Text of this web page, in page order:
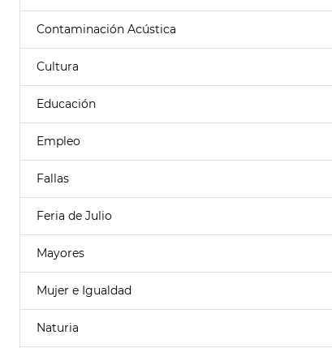
Contaminación Acústica
Cultura
Educación
Empleo
Fallas
Feria de Julio
Mayores
Mujer e Igualdad
Naturia